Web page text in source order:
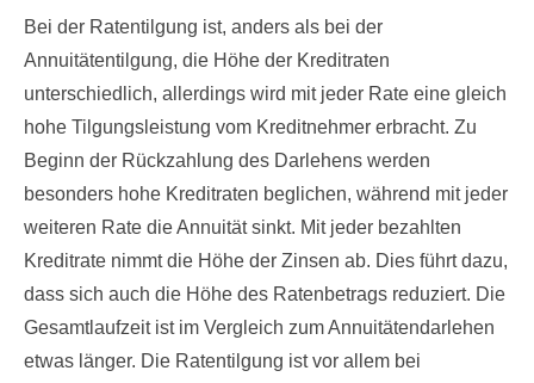
Bei der Ratentilgung ist, anders als bei der
Annuitätentilgung, die Höhe der Kreditraten
unterschiedlich, allerdings wird mit jeder Rate eine gleich
hohe Tilgungsleistung vom Kreditnehmer erbracht. Zu
Beginn der Rückzahlung des Darlehens werden
besonders hohe Kreditraten beglichen, während mit jeder
weiteren Rate die Annuität sinkt. Mit jeder bezahlten
Kreditrate nimmt die Höhe der Zinsen ab. Dies führt dazu,
dass sich auch die Höhe des Ratenbetrags reduziert. Die
Gesamtlaufzeit ist im Vergleich zum Annuitätendarlehen
etwas länger. Die Ratentilgung ist vor allem bei